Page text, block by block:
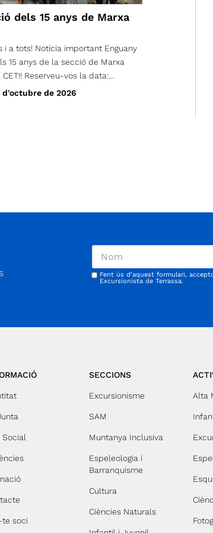
dels 15 anys de Marxa
i a tots! Notícia important Enguany
15 anys de la secció de Marxa
Reserveu-vos la data:
a les 18 hores a l'escola
d'octubre de 2026
Fent ús d'aquest formulari,
Excursionista de Terrassa.
Social
te soci
SECCIONS
Excursionisme
SAM
Muntanya Inclusiva
Espeleologia i
Barranquisme
Cultura
Ciències Naturals
Alta